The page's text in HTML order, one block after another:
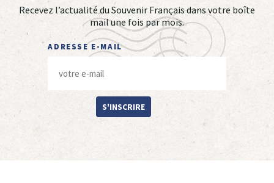
Recevez l’actualité du Souvenir Français dans votre boîte
mail une fois par mois.
ADRESSE E-MAIL
S'INSCRIRE